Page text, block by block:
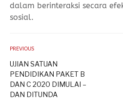
dalam berinteraksi secara
sosial.
PREVIOUS
UJIAN SATUAN
PENDIDIKAN PAKET B
DAN C 2020 DIMULAI –
DAN DITUNDA